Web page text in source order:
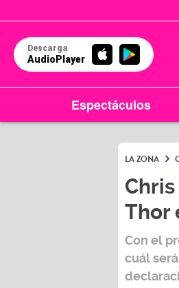
Descarga
AudioPlayer
Espectáculos
LA ZONA
Thor
Con el
cuál